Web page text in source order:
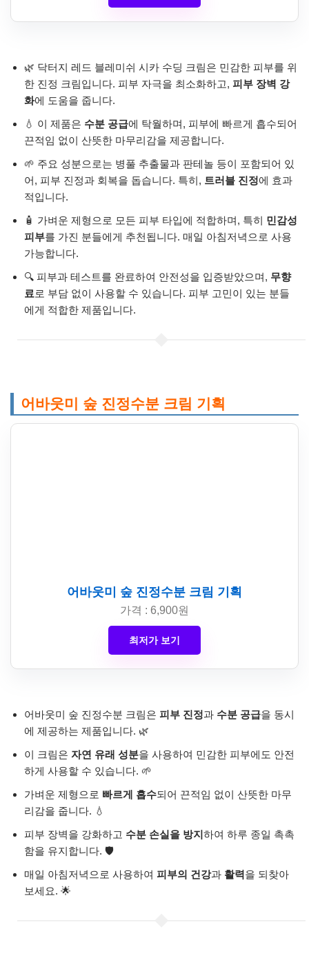
🌿 닥터지 레드 블레미쉬 시카 수딩 크림은 민감한 피부를 위
한 진정 크림입니다. 피부 자극을 최소화하고, 피부 장벽 강
화에 도움을 줍니다.
💧 이 제품은 수분 공급에 탁월하며, 피부에 빠르게 흡수되어
끈적임 없이 산뜻한 마무리감을 제공합니다.
🌱 주요 성분으로는 병풀 추출물과 판테놀 등이 포함되어 있
어, 피부 진정과 회복을 돕습니다. 특히, 트러블 진정에 효과
적입니다.
🧴 가벼운 제형으로 모든 피부 타입에 적합하며, 특히 민감성
피부를 가진 분들에게 추천됩니다. 매일 아침저녁으로 사용
가능합니다.
🔍 피부과 테스트를 완료하여 안전성을 입증받았으며, 무향
료 로 부담 없이 사용할 수 있습니다. 피부 고민이 있는 분들
에게 적합한 제품입니다.
어바웃미 숲 진정수분 크림 기획
어바웃미 숲 진정수분 크림 기획
가격 : 6,900원
최저가 보기
어바웃미 숲 진정수분 크림은 피부 진정과 수분 공급을 동시
에 제공하는 제품입니다. 🌿
이 크림은 자연 유래 성분을 사용하여 민감한 피부에도 안전
하게 사용할 수 있습니다. 🌱
가벼운 제형으로 빠르게 흡수되어 끈적임 없이 산뜻한 마무
리감을 줍니다. 💧
피부 장벽을 강화하고 수분 손실을 방지하여 하루 종일 촉촉
함을 유지합니다. 🛡️
매일 아침저녁으로 사용하여 피부의 건강과 활력을 되찾아
보세요. 🌟